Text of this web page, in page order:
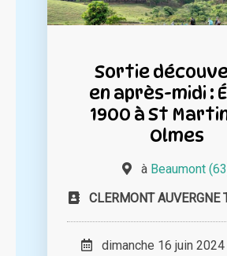
Sortie
en après-midi :
1900 à St
Olmes
à Beaumont
CLERMONT AUVERGNE
dimanche 16 juin 2024